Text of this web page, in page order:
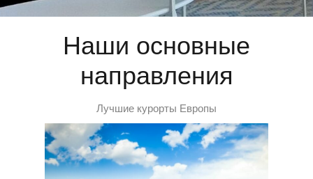
Наши основные
направления
Лучшие курорты Европы